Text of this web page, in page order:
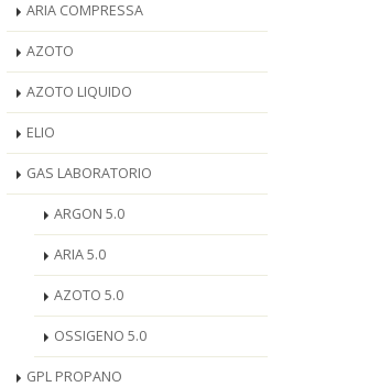
ARIA COMPRESSA
AZOTO
AZOTO LIQUIDO
ELIO
GAS LABORATORIO
ARGON 5.0
ARIA 5.0
AZOTO 5.0
OSSIGENO 5.0
GPL PROPANO